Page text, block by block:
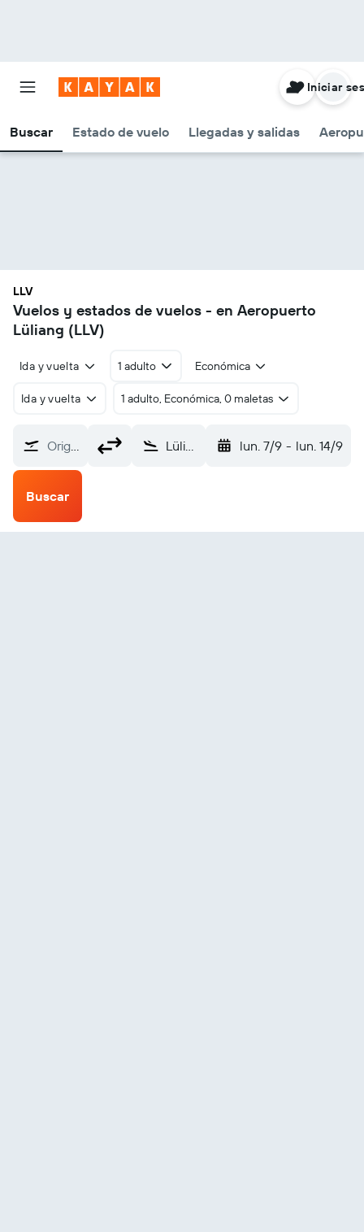
Buscar Estado de vuelo Llegadas y salidas
Iniciar
LLV
Vuelos y estados de vuelos - en Aeropuerto
Lüliang (LLV)
Ida y vuelta 1 adulto Económica
Ida y vuelta 1 adulto, Económica, 0 maletas
Origen Lüliang (LLV) lun. 7/9 - lun. 14/9
Buscar